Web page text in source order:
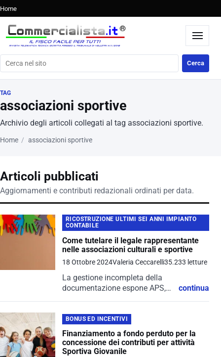
Home
Cerca nel sito Cerca
TAG
associazioni sportive
Archivio degli articoli collegati al tag associazioni sportive.
Home associazioni sportive
Articoli pubblicati
Aggiornamenti e contributi redazionali ordinati per data.
RICOSTRUZIONE ULTIMI SEI ANNI IMPIANTO
CONTABILE
Come tutelare il legale rappresentante
nelle associazioni culturali e sportive
18 Ottobre 2024Valeria Ceccarelli35.233 letture
La gestione incompleta della
documentazione espone APS,
Guardia di Finanza e INPS.
continua
BONUS ED INCENTIVI
Finanziamento a fondo perduto per la
concessione dei contributi per attività
Sportiva Giovanile